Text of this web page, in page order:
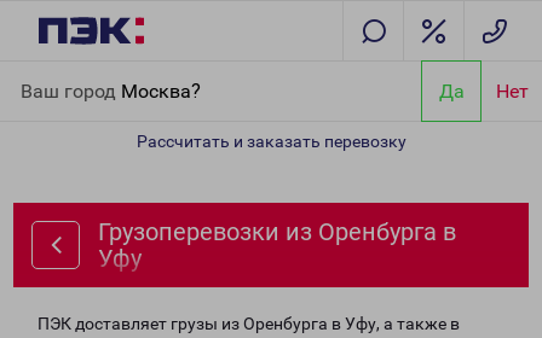
Ваш город Москва? Да Нет
Рассчитать и заказать перевозку
Грузоперевозки из Оренбурга в
Уфу
ПЭК доставляет грузы из Оренбурга в Уфу, а также в